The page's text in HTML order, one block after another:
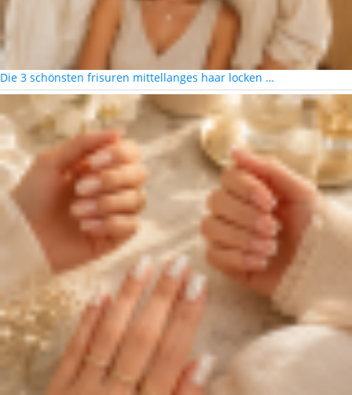
Die 3 schönsten frisuren mittellanges haar locken …